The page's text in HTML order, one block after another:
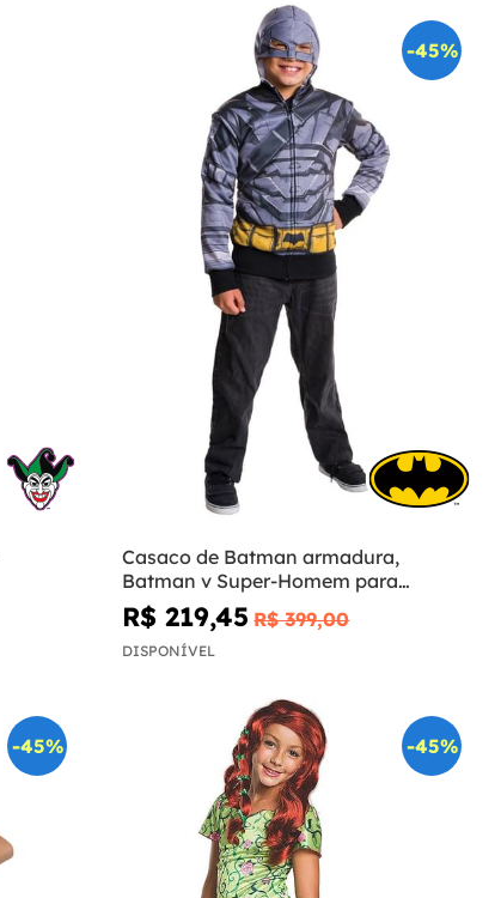
-45%
Casaco de Batman armadura,
Batman v Super-Homem para
menino
R$ 219,45 R$ 399,00
DISPONÍVEL
-45% -45%